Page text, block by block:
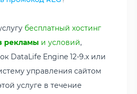
бесплатный хостинг
рекламы и условий,
DataLife Engine 12-9.x или
управления сайтом
услуге в течение